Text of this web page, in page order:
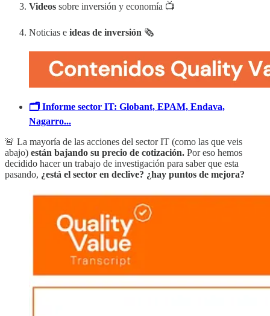
Videos sobre inversión y economía 📺
Noticias e ideas de inversión 🗞️
🗂️ Informe sector IT: Globant, EPAM, Endava,
Nagarro...
🚨 La mayoría de las acciones del sector IT (como las que veis
abajo) están bajando su precio de cotización. Por eso hemos
decidido hacer un trabajo de investigación para saber que esta
pasando, ¿está el sector en declive? ¿hay puntos de mejora?